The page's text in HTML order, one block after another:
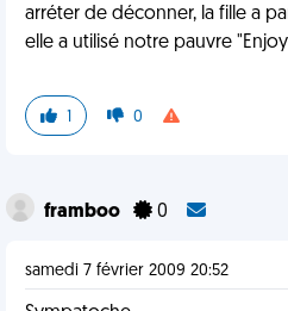
arréter de déconner, la fille a
elle a utilisé notre pauvre
1 0
framboo 0
samedi 7 février 2009 20:52